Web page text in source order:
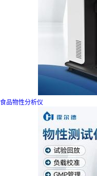
食品物性分析仪